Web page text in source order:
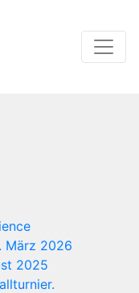
März 2026
2025